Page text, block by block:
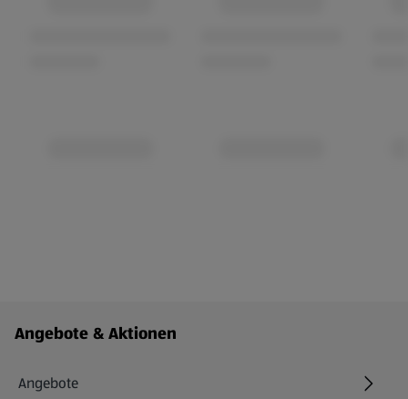
Fußzeilenmenü - weitere Links
Angebote & Aktionen
Angebote